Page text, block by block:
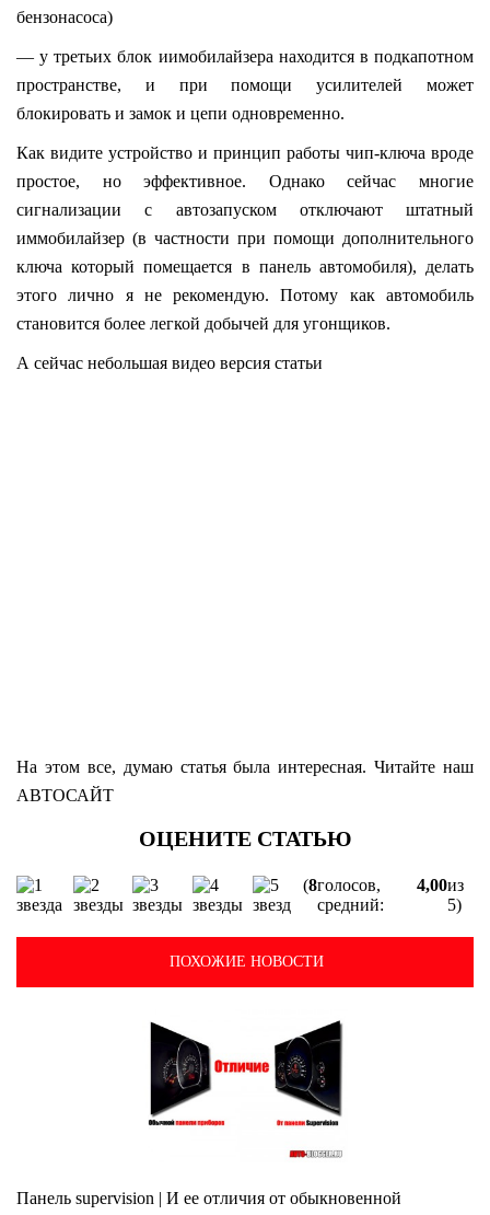
бензонасоса)
— у третьих блок иимобилайзера находится в подкапотном
пространстве, и при помощи усилителей может
блокировать и замок и цепи одновременно.
Как видите устройство и принцип работы чип-ключа вроде
простое, но эффективное. Однако сейчас многие
сигнализации с автозапуском отключают штатный
иммобилайзер (в частности при помощи дополнительного
ключа который помещается в панель автомобиля), делать
этого лично я не рекомендую. Потому как автомобиль
становится более легкой добычей для угонщиков.
А сейчас небольшая видео версия статьи
На этом все, думаю статья была интересная. Читайте наш
АВТОСАЙТ
(8голосов,
средний:
4,00из
5)
ПОХОЖИЕ НОВОСТИ
Панель supervision | И ее отличия от обыкновенной